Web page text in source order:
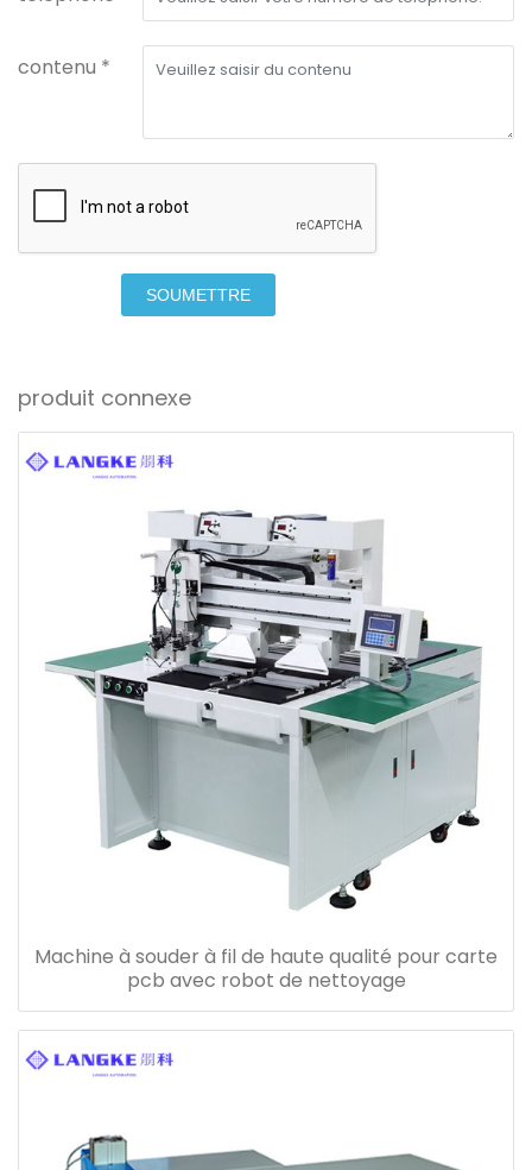
contenu *
SOUMETTRE
produit connexe
Machine à souder à fil de haute qualité pour carte
pcb avec robot de nettoyage